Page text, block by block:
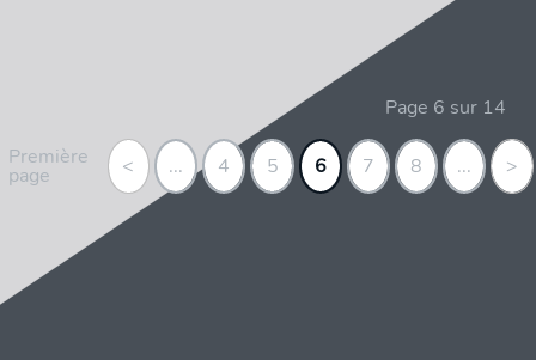
Page 6 sur 14
Première
page < ... 4 5 6 7 8 ... >